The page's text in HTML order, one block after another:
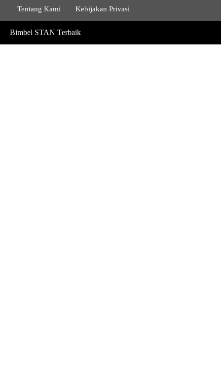
Tentang Kami Kebijakan Privasi
Bimbel STAN Terbaik